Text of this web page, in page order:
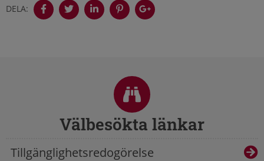
DELA:
Välbesökta länkar
Tillgänglighetsredogörelse